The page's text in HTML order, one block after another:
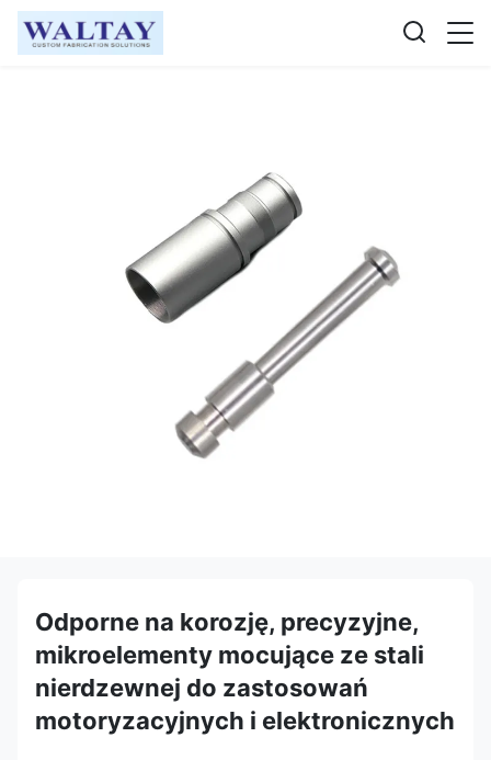
Odporne na korozję, precyzyjne,
mikroelementy mocujące ze stali
nierdzewnej do zastosowań
motoryzacyjnych i elektronicznych